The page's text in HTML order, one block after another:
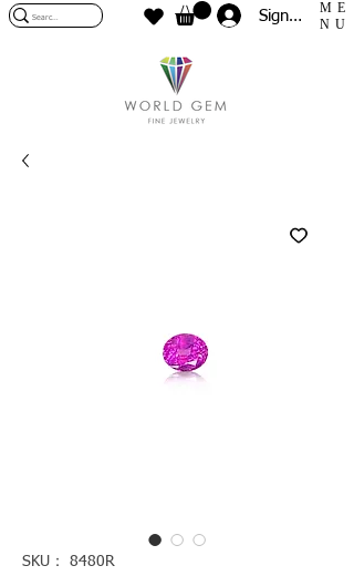
Sign In
ME
NU
SKU： 8480R